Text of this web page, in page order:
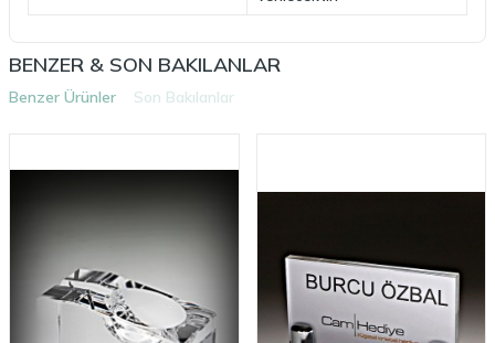
BENZER & SON BAKILANLAR
Benzer Ürünler Son Bakılanlar